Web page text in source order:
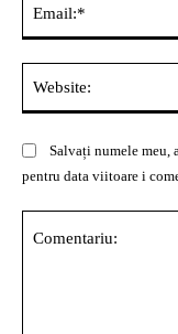
Salvați numele meu,
pentru data viitoare i